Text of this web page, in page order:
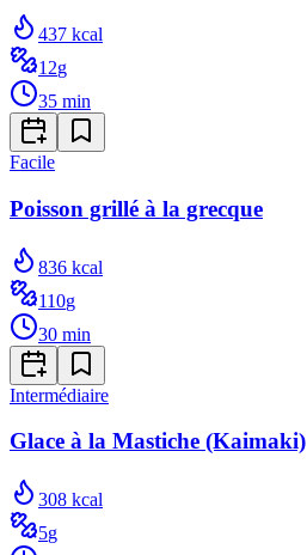
437 kcal
12g
35 min
Facile
Poisson grillé à la grecque
836 kcal
110g
30 min
Intermédiaire
Glace à la Mastiche (Kaimaki)
308 kcal
5g